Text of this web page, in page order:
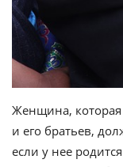
Женщина,
и его братьев,
если у нее